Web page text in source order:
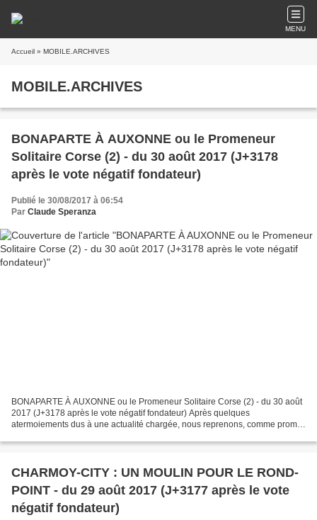
MENU
Accueil » MOBILE.ARCHIVES
MOBILE.ARCHIVES
BONAPARTE À AUXONNE ou le Promeneur
Solitaire Corse (2) - du 30 août 2017 (J+3178
après le vote négatif fondateur)
Publié le 30/08/2017 à 06:54
Par Claude Speranza
BONAPARTE À AUXONNE ou le Promeneur Solitaire Corse (2) - du 30 août
2017 (J+3178 après le vote négatif fondateur) Après quelques
atermoiements dus à une actualité chargée, nous reprenons, comme promis,
CHARMOY-CITY : UN MOULIN POUR LE ROND-
POINT - du 29 août 2017 (J+3177 après le vote
négatif fondateur)